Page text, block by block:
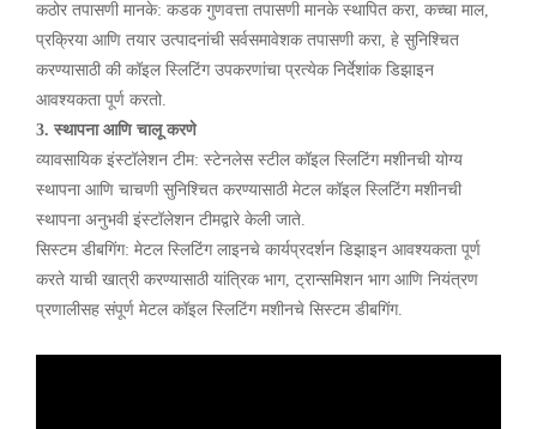
कठोर तपासणी मानके: कडक गुणवत्ता तपासणी मानके स्थापित करा, कच्चा माल,
प्रक्रिया आणि तयार उत्पादनांची सर्वसमावेशक तपासणी करा, हे सुनिश्चित
करण्यासाठी की कॉइल स्लिटिंग उपकरणांचा प्रत्येक निर्देशांक डिझाइन
आवश्यकता पूर्ण करतो.
3. स्थापना आणि चालू करणे
व्यावसायिक इंस्टॉलेशन टीम: स्टेनलेस स्टील कॉइल स्लिटिंग मशीनची योग्य
स्थापना आणि चाचणी सुनिश्चित करण्यासाठी मेटल कॉइल स्लिटिंग मशीनची
स्थापना अनुभवी इंस्टॉलेशन टीमद्वारे केली जाते.
सिस्टम डीबगिंग: मेटल स्लिटिंग लाइनचे कार्यप्रदर्शन डिझाइन आवश्यकता पूर्ण
करते याची खात्री करण्यासाठी यांत्रिक भाग, ट्रान्समिशन भाग आणि नियंत्रण
प्रणालीसह संपूर्ण मेटल कॉइल स्लिटिंग मशीनचे सिस्टम डीबगिंग.